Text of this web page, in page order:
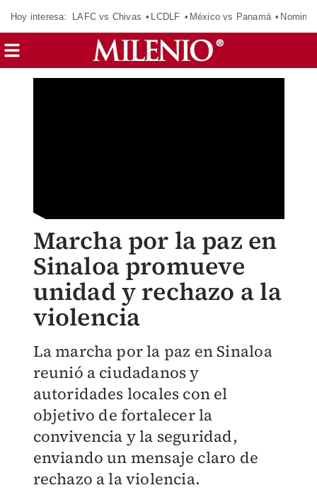
Hoy interesa: LAFC vs Chivas LCDLF México vs Panamá
Marcha por la paz en
Sinaloa promueve
unidad y rechazo a la
violencia
La marcha por la paz en Sinaloa
reunió a ciudadanos y
autoridades locales con el
objetivo de fortalecer la
convivencia y la seguridad,
enviando un mensaje claro de
rechazo a la violencia.